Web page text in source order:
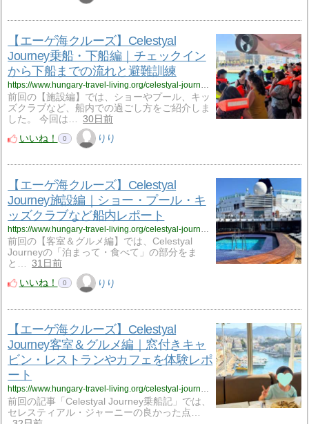
【エーゲ海クルーズ】Celestyal
Journey乗船・下船編｜チェックイン
から下船までの流れと避難訓練
前回の【施設編】では、ショーやプール、キッ
ズクラブなど、船内での過ごし方をご紹介しま
した。 今回は…
30日前
いいね！
0 りり
【エーゲ海クルーズ】Celestyal
Journey施設編｜ショー・プール・キ
ッズクラブなど船内レポート
https://www.hungary-travel-living.org/celestyal-journey-facilities/
前回の【客室＆グルメ編】では、Celestyal
Journeyの「泊まって・食べて」の部分をま
と…
31日前
いいね！
0 りり
【エーゲ海クルーズ】Celestyal
Journey客室＆グルメ編｜窓付きキャ
ビン・レストランやカフェを体験レポ
ート
https://www.hungary-travel-living.org/celestyal-journey-rooms-food/
前回の記事「Celestyal Journey乗船記」では、
セレスティアル・ジャーニーの良かった点…